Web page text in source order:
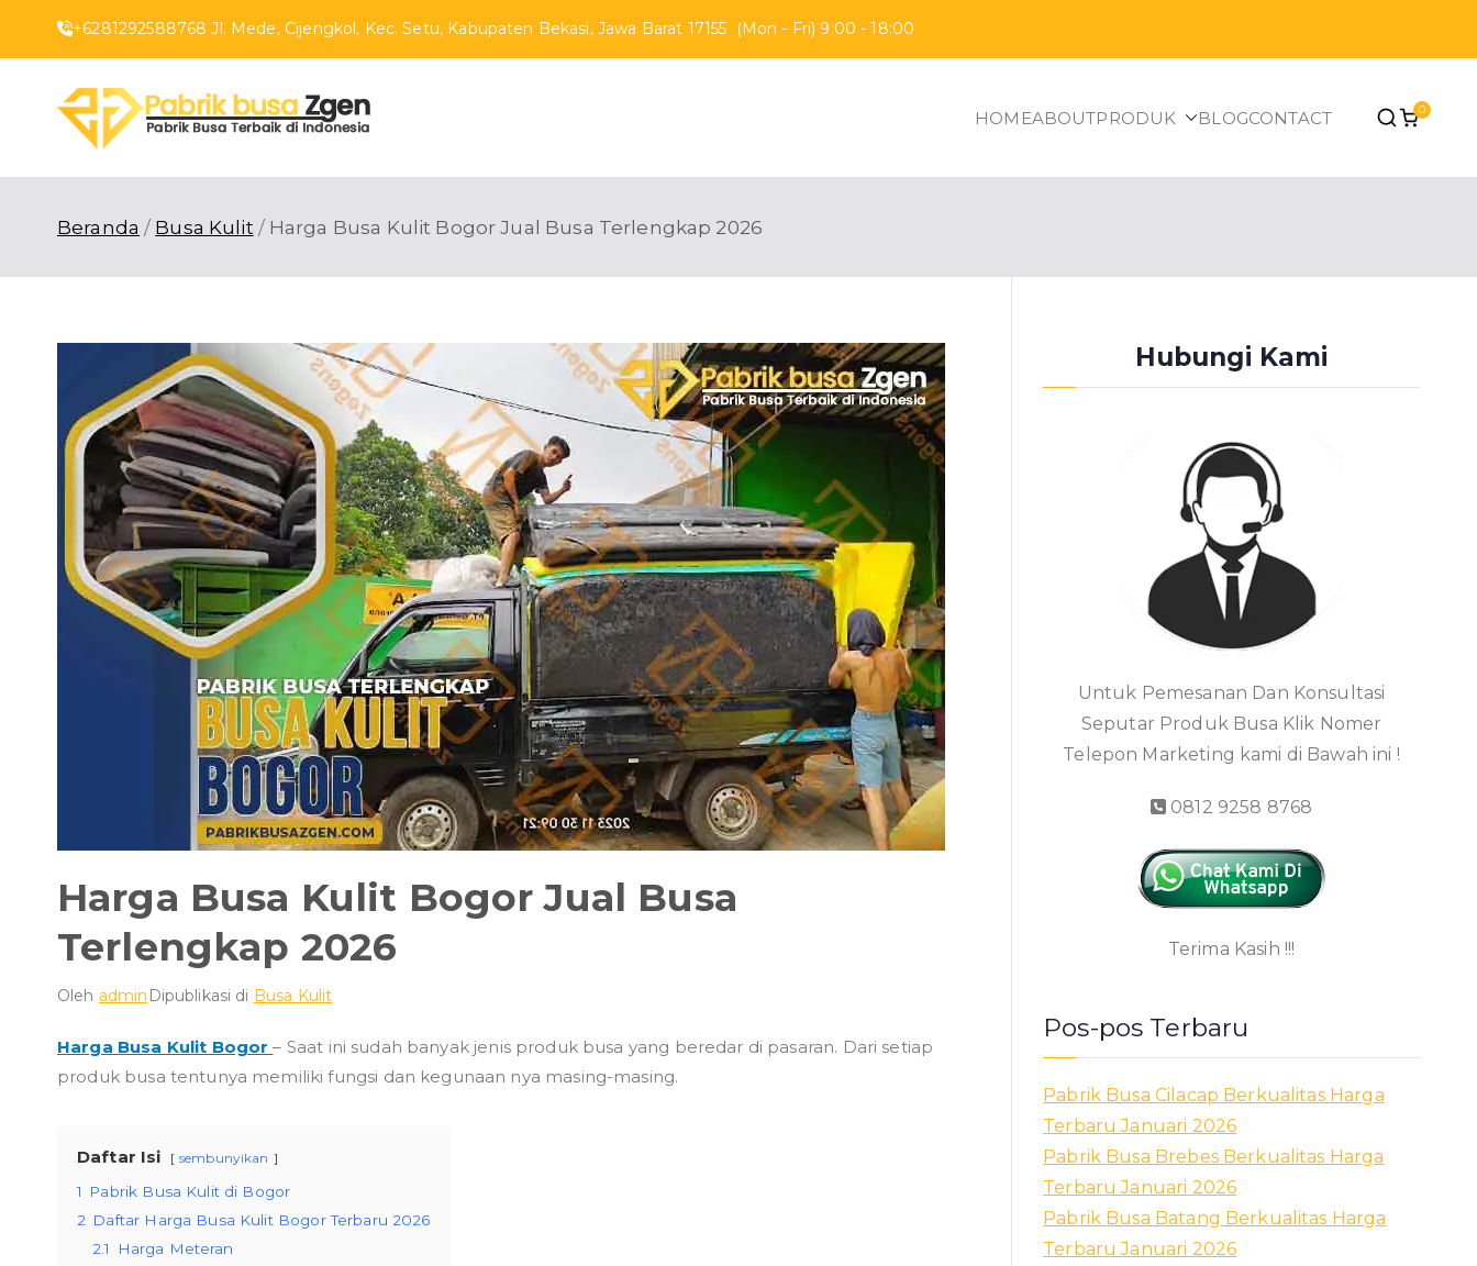
+6281292588768 Jl. Mede, Cijengkol, Kec. Setu, Kabupaten Bekasi, Jawa Barat 17155 (Mon - Fri) 9:00 - 18:00
HOMEABOUTPRODUK BLOGCONTACT 0
Beranda Busa Kulit Harga Busa Kulit Bogor Jual Busa Terlengkap 2026
Harga Busa Kulit Bogor Jual Busa
Terlengkap 2026
Oleh admin Dipublikasi di Busa Kulit
Harga Busa Kulit Bogor– Saat ini sudah banyak jenis produk busa yang beredar di pasaran. Dari setiap
produk busa tentunya memiliki fungsi dan kegunaan nya masing-masing.
Daftar Isi sembunyikan
1
Pabrik Busa Kulit di Bogor
2 Daftar Harga Busa Kulit Bogor Terbaru 2026
2.1
Harga Meteran
Hubungi Kami
Untuk Pemesanan Dan Konsultasi
Seputar Produk Busa Klik Nomer
Telepon Marketing kami di Bawah ini !
0812 9258 8768
Terima Kasih !!!
Pos-pos Terbaru
Pabrik Busa Cilacap Berkualitas Harga
Terbaru Januari 2026
Pabrik Busa Brebes Berkualitas Harga
Terbaru Januari 2026
Pabrik Busa Batang Berkualitas Harga
Terbaru Januari 2026